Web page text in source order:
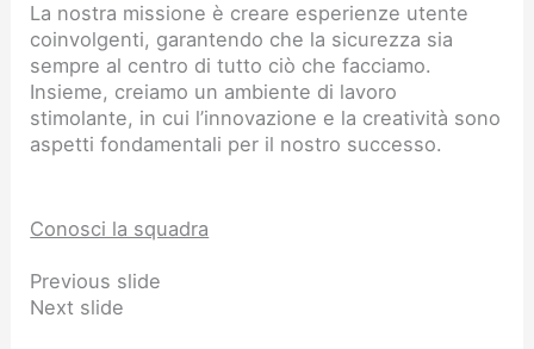
La nostra missione è creare esperienze utente
coinvolgenti, garantendo che la sicurezza sia
sempre al centro di tutto ciò che facciamo.
Insieme, creiamo un ambiente di lavoro
stimolante, in cui l’innovazione e la creatività sono
aspetti fondamentali per il nostro successo.
Conosci la squadra
Previous slide
Next slide